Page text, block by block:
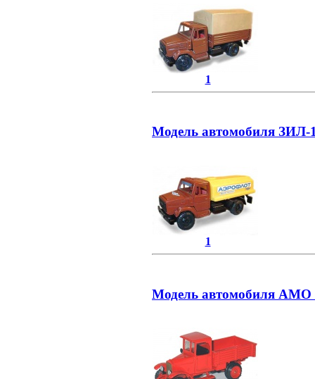
1
Модель автомобиля ЗИЛ-
1
Модель автомобиля АМО